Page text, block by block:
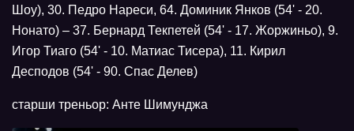
Шоу), 30. Педро Нареси, 64. Доминик Янков (54' - 20.
Нонато) – 37. Бернард Текпетей (54' - 17. Жоржиньо), 9.
Игор Тиаго (54' - 10. Матиас Тисера), 11. Кирил
Десподов (54' - 90. Спас Делев)
старши треньор: Анте Шимунджа